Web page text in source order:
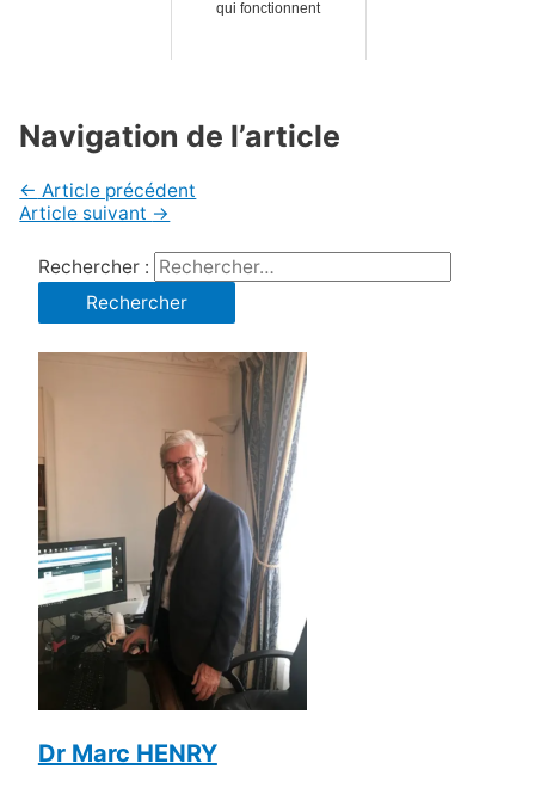
qui fonctionnent
Navigation de l’article
← Article précédent
Article suivant →
Rechercher :
Dr Marc HENRY